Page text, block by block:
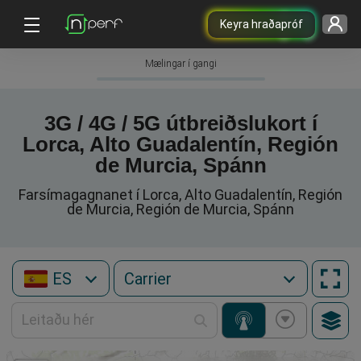
Keyra hraðapróf
Mælingar í gangi
3G / 4G / 5G útbreiðslukort í
Lorca, Alto Guadalentín, Región
de Murcia, Spánn
Farsímagagnanet í Lorca, Alto Guadalentín, Región
de Murcia, Región de Murcia, Spánn
ES